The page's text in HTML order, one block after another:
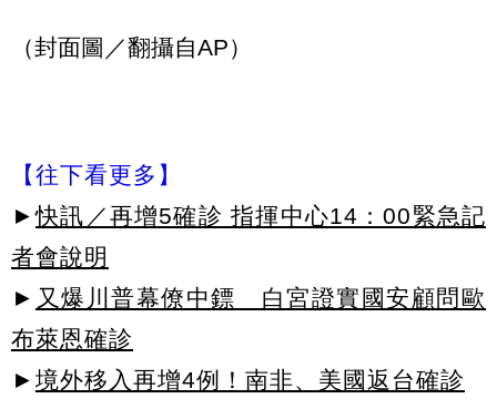
（封面圖／翻攝自AP）
【往下看更多】
►快訊／再增5確診 指揮中心14：00緊急記
者會說明
► 又爆川普幕僚中鏢 白宮證實國安顧問歐
布萊恩確診
► 境外移入再增4例！南非、美國返台確診